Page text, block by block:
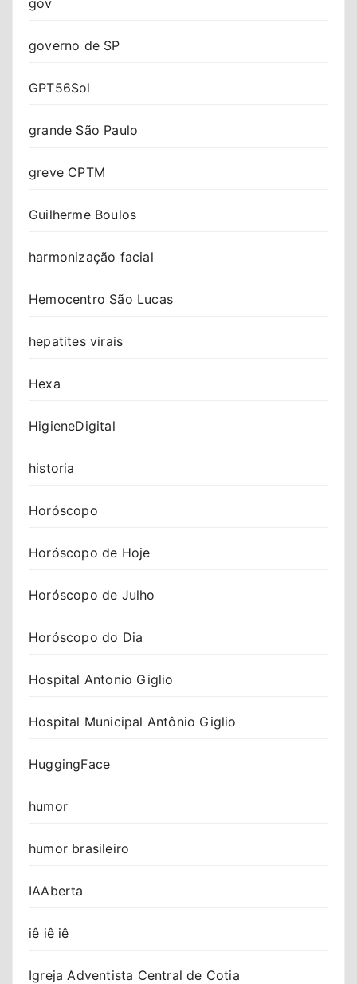
governo de SP
GPT56Sol
grande São Paulo
greve CPTM
Guilherme Boulos
harmonização facial
Hemocentro São Lucas
hepatites virais
Hexa
HigieneDigital
historia
Horóscopo
Horóscopo de Hoje
Horóscopo de Julho
Horóscopo do Dia
Hospital Antonio Giglio
Hospital Municipal Antônio Giglio
HuggingFace
humor
humor brasileiro
IAAberta
iê iê iê
Igreja Adventista Central de Cotia